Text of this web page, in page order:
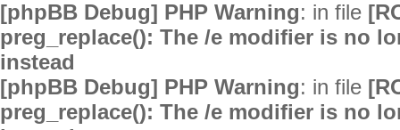
[phpBB Debug] PHP Warning: in file
preg_replace(): The /e modifier is no
instead
[phpBB Debug] PHP Warning: in file
preg_replace(): The /e modifier is no